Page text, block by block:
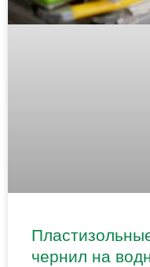
чернил на